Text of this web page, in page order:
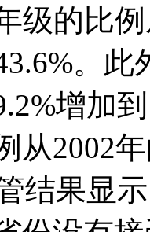
级的比
。
增加
从2002
结果显